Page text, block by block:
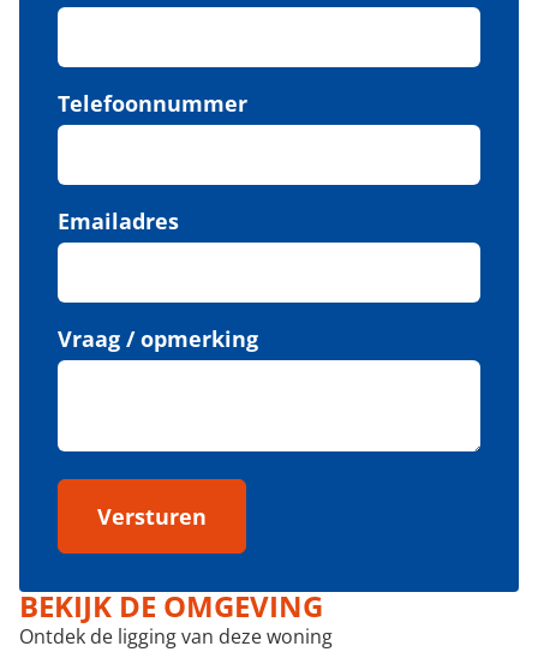
Telefoonnummer
Emailadres
Vraag / opmerking
Versturen
BEKIJK DE OMGEVING
Ontdek de ligging van deze woning